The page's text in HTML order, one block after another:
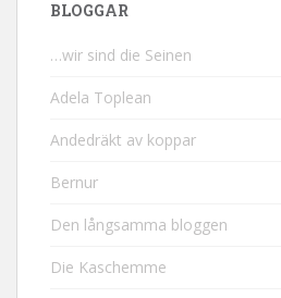
BLOGGAR
…wir sind die Seinen
Adela Toplean
Andedräkt av koppar
Bernur
Den långsamma bloggen
Die Kaschemme